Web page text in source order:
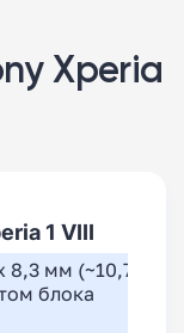
Xperia
1 VIII
8,3 мм (~10,77
блока